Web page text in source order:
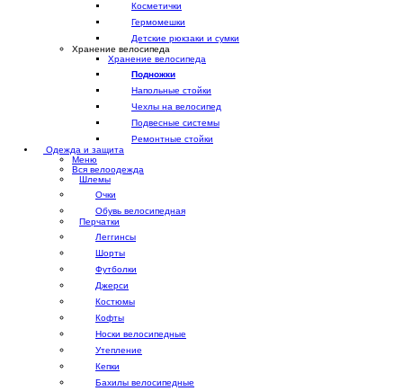
Косметички
Гермомешки
Детские рюкзаки и сумки
Хранение велосипеда
Хранение велосипеда
Подножки
Напольные стойки
Чехлы на велосипед
Подвесные системы
Ремонтные стойки
Одежда и защита
Меню
Вся велоодежда
Шлемы
Очки
Обувь велосипедная
Перчатки
Леггинсы
Шорты
Футболки
Джерси
Костюмы
Кофты
Носки велосипедные
Утепление
Кепки
Бахилы велосипедные